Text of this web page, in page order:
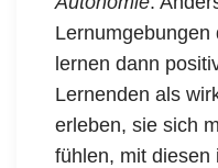
Lernumgebungen
lernen dann
Lernenden als
erleben, sie sich
fühlen, mit diesen